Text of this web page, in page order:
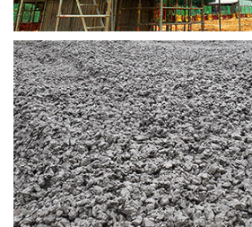
透水混凝土